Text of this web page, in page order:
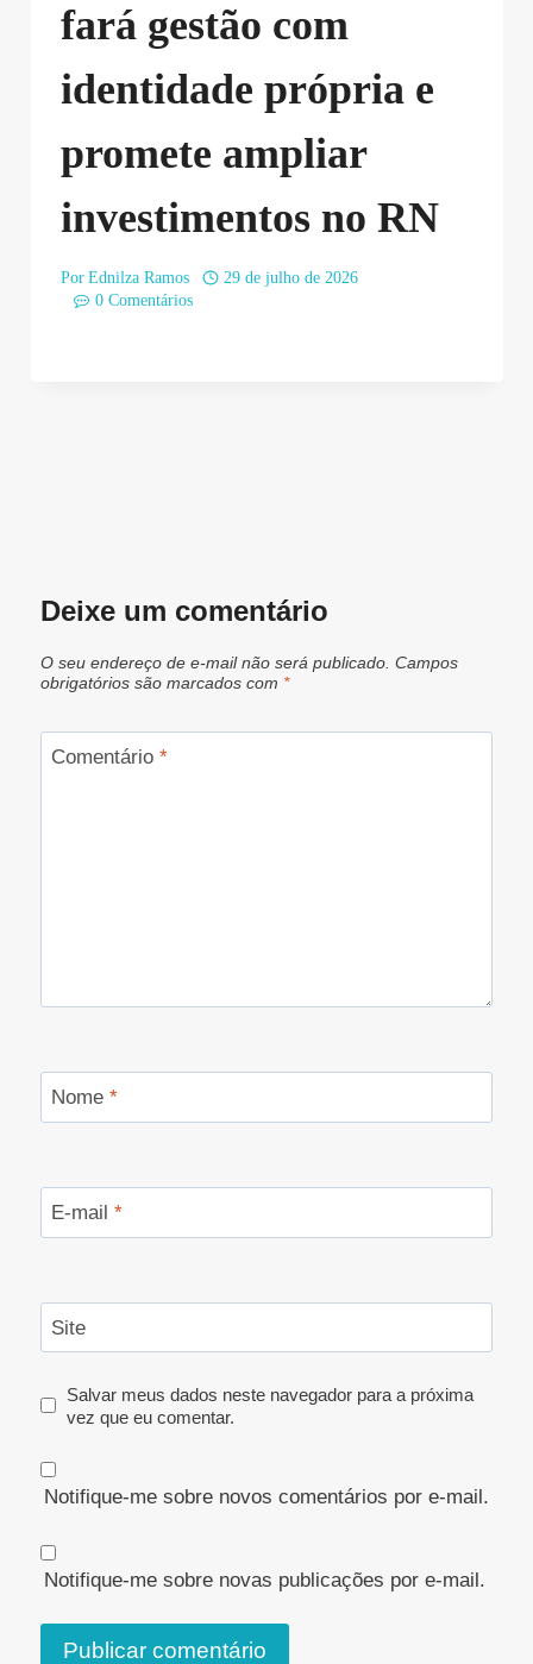
fará gestão com
identidade própria e
promete ampliar
investimentos no RN
Por Ednilza Ramos
29 de julho de 2026
0 Comentários
Deixe um comentário
O seu endereço de e-mail não será publicado. Campos
obrigatórios são marcados com *
Comentário *
Nome *
E-mail *
Site
Salvar meus dados neste navegador para a próxima
vez que eu comentar.
Notifique-me sobre novos comentários por e-mail.
Notifique-me sobre novas publicações por e-mail.